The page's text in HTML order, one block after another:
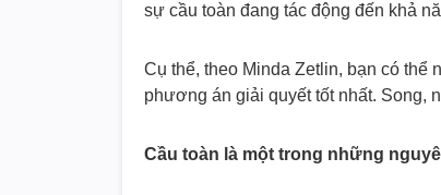
sự cầu toàn đang tác động đến khả
Cụ thể, theo Minda Zetlin, bạn có thể
phương án giải quyết tốt nhất. Song,
Cầu toàn là một trong những